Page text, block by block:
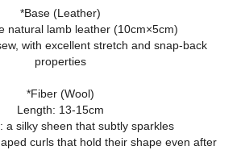
*Base (Leather)
natural lamb leather (10cm×5cm)
with excellent stretch and snap‑back
properties
*Fiber (Wool)
Length: 13-15cm
a silky sheen that subtly sparkles
curls that hold their shape even after